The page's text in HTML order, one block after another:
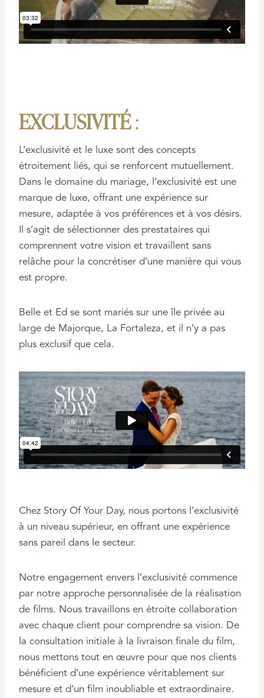
EXCLUSIVITÉ:
L’exclusivité et le luxe sont des concepts
étroitement liés, qui se renforcent mutuellement.
Dans le domaine du mariage, l’exclusivité est une
marque de luxe, offrant une expérience sur
mesure, adaptée à vos préférences et à vos désirs.
Il s’agit de sélectionner des prestataires qui
comprennent votre vision et travaillent sans
relâche pour la concrétiser d’une manière qui vous
est propre.
Belle et Ed se sont mariés sur une île privée au
large de Majorque, La Fortaleza, et il n’y a pas
plus exclusif que cela.
Chez Story Of Your Day, nous portons l’exclusivité
à un niveau supérieur, en offrant une expérience
sans pareil dans le secteur.
Notre engagement envers l’exclusivité commence
par notre approche personnalisée de la réalisation
de films. Nous travaillons en étroite collaboration
avec chaque client pour comprendre sa vision. De
la consultation initiale à la livraison finale du film,
nous mettons tout en œuvre pour que nos clients
bénéficient d’une expérience véritablement sur
mesure et d’un film inoubliable et extraordinaire.